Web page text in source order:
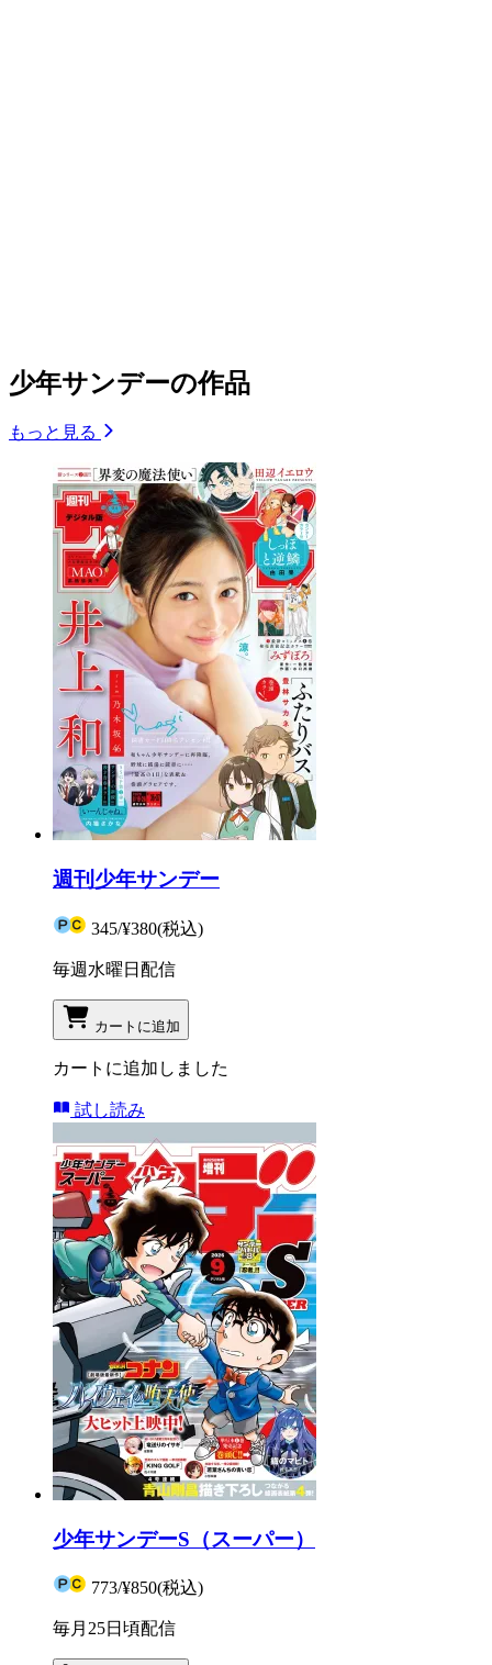
少年サンデーの作品
もっと見る
週刊少年サンデー
345/¥380(税込)
毎週水曜日配信
カートに追加
カートに追加しました
試し読み
少年サンデーS（スーパー）
773/¥850(税込)
毎月25日頃配信